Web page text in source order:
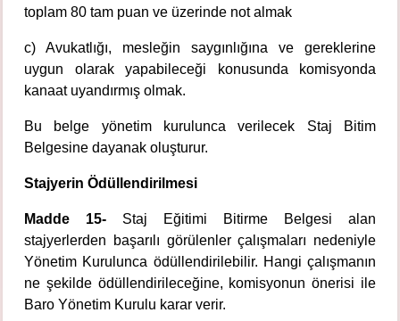
toplam 80 tam puan ve üzerinde not almak
c) Avukatlığı, mesleğin saygınlığına ve gereklerine
uygun olarak yapabileceği konusunda komisyonda
kanaat uyandırmış olmak.
Bu belge yönetim kurulunca verilecek Staj Bitim
Belgesine dayanak oluşturur.
Stajyerin Ödüllendirilmesi
Madde 15- Staj Eğitimi Bitirme Belgesi alan
stajyerlerden başarılı görülenler çalışmaları nedeniyle
Yönetim Kurulunca ödüllendirilebilir. Hangi çalışmanın
ne şekilde ödüllendirileceğine, komisyonun önerisi ile
Baro Yönetim Kurulu karar verir.